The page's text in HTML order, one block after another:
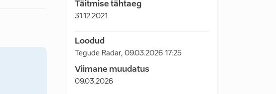
Täitmise tähtaeg
31.12.2021
Loodud
Tegude Radar, 09.03.2026 17:25
Viimane muudatus
09.03.2026